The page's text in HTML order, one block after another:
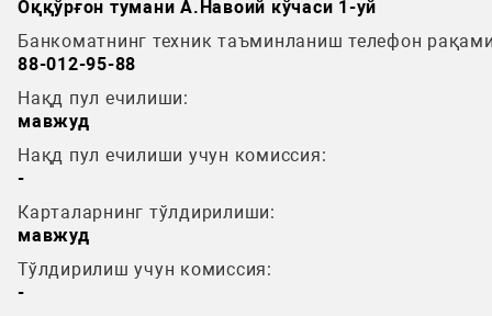
Оққўрғон тумани А.Навоий кўчаси 1-уй
Банкоматнинг техник таъминланиш телефон
88-012-95-88
Нақд пул ечилиши:
мавжуд
Нақд пул ечилиши учун комиссия:
-
Карталарнинг тўлдирилиши:
мавжуд
Тўлдирилиш учун комиссия:
-